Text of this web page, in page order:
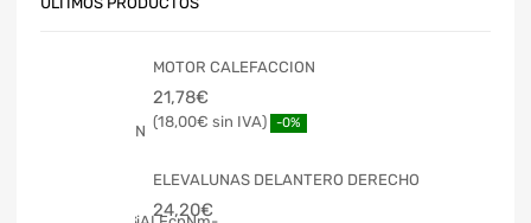
MOTOR CALEFACCION
21,78€
18,00€ -0%
ELEVALUNAS DELANTERO DERECHO
24,20€